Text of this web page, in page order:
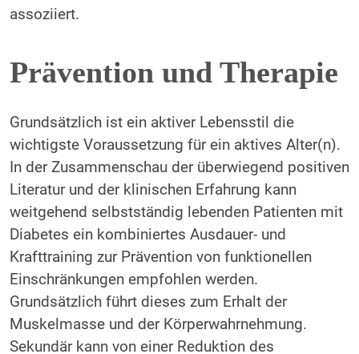
assoziiert.
Prävention und Therapie
Grundsätzlich ist ein aktiver Lebensstil die
wichtigste Voraussetzung für ein aktives Alter(n).
In der Zusammenschau der überwiegend positiven
Literatur und der klinischen Erfahrung kann
weitgehend selbstständig lebenden Patienten mit
Diabetes ein kombiniertes Ausdauer- und
Krafttraining zur Prävention von funktionellen
Einschränkungen empfohlen werden.
Grundsätzlich führt dieses zum Erhalt der
Muskelmasse und der Körperwahrnehmung.
Sekundär kann von einer Reduktion des